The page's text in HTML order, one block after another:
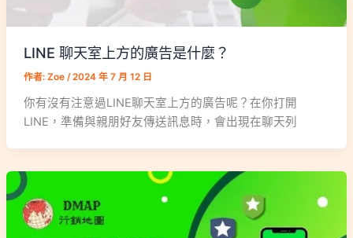
LINE 聊天室上方的廣告是什麼？
作者: Zoe /2024 年 7 月 12 日
你有沒有注意過LINE聊天室上方的廣告呢？在你打開
LINE，準備與親朋好友傳送訊息時，會出現在聊天列